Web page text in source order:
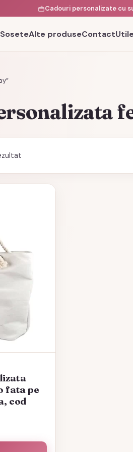
Cadouri personalizate cu
SoseteAlte produseContact
fata pe
cod